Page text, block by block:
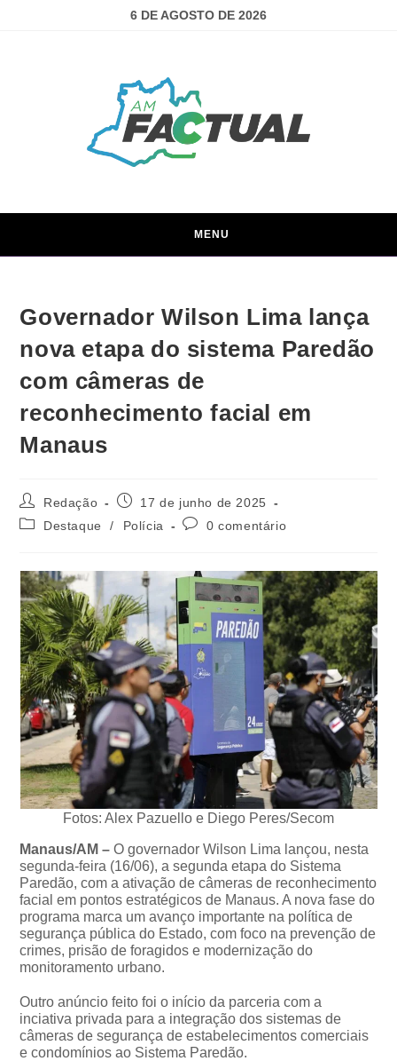
6 DE AGOSTO DE 2026
MENU
Governador Wilson Lima lança
nova etapa do sistema Paredão
com câmeras de
reconhecimento facial em
Manaus
Redação
17 de junho de 2025
Destaque
/ Polícia 0 comentário
Fotos: Alex Pazuello e Diego Peres/Secom
Manaus/AM –O governador Wilson Lima lançou, nesta
segunda-feira (16/06), a segunda etapa do Sistema
Paredão, com a ativação de câmeras de reconhecimento
facial em pontos estratégicos de Manaus. A nova fase do
programa marca um avanço importante na política de
segurança pública do Estado, com foco na prevenção de
crimes, prisão de foragidos e modernização do
monitoramento urbano.
Outro anúncio feito foi o início da parceria com a
inciativa privada para a integração dos sistemas de
câmeras de segurança de estabelecimentos comerciais
e condomínios ao Sistema Paredão.